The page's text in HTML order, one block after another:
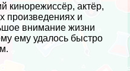
кинорежиссёр, актёр,
произведениях и
внимание жизни
ему удалось быстро